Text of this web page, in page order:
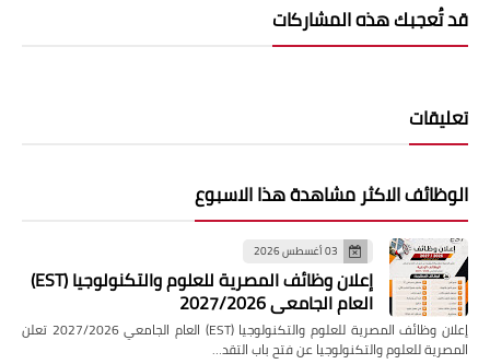
قد تُعجبك هذه المشاركات
تعليقات
الوظائف الاكثر مشاهدة هذا الاسبوع
03 أغسطس 2026
إعلان وظائف المصرية للعلوم والتكنولوجيا (EST)
العام الجامعي 2027/2026
إعلان وظائف المصرية للعلوم والتكنولوجيا (EST) العام الجامعي 2027/2026 تعلن
المصرية للعلوم والتكنولوجيا عن فتح باب التقد…